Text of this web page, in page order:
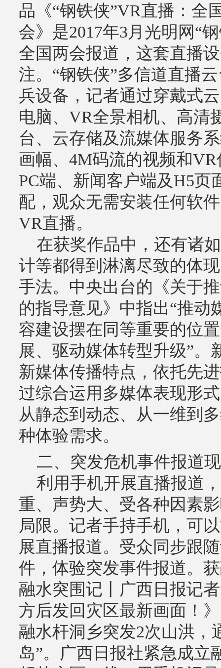
品《“钢铁侠”VR直播：全
会》是2017年3月光明网“
全国两会报道，这套直播
注。“钢铁侠”多信道直播
兵设备，记者通过穿戴式
电脑、VR全景相机、高清
台、云存储及流媒体服务
画幅、4M码流的视频和
PC端、新闻客户端及H5
配，观众无需安装任何软
VR直播。
在获奖作品中，还有诸
计等都得到淋漓尽致的体
手法。中央出台的《关于
的指导意见》中指出“推动
容建设摆在同等重要的位
展、驱动媒体转型升级”。
新媒体传播特点，依托先
过综合运用多媒体表现形
从静态到动态、从一维到
种体验需求。
二、突发危机事件报道
利用手机开展直播报道
重、声势大、受各种因素
局限。记者手持手机，可
展直播报道。受众同步跟
件，体验突发事件报道。
融水突围记丨广西日报记
方后发回灾区最新画面！
融水杆洞乡突发2次山洪，
岛”。广西日报社紧急成立